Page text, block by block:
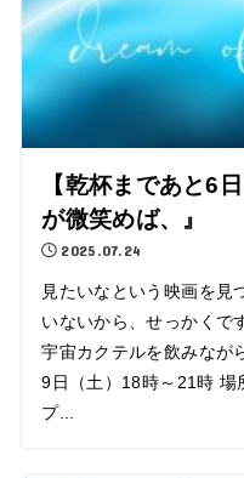
【乾杯まであと6
が微笑めば、』
2025.07.24
見たいなという映画を見
いないから、せっかくで
宇宙カクテルを飲みなが
9日（土）18時～21時 場
プ...